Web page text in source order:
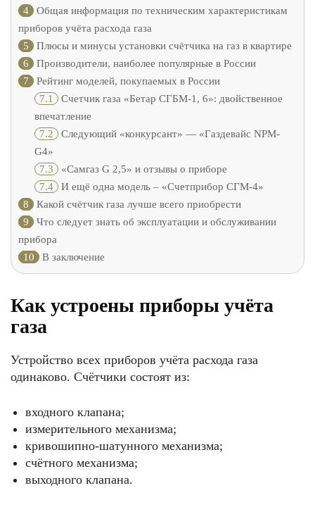
4
Общая информация по техническим характеристикам
приборов учёта расхода газа
5
Плюсы и минусы установки счётчика на газ в квартире
6
Производители, наиболее популярные в России
7
Рейтинг моделей, покупаемых в России
7.1 Счетчик газа «Бетар СГБМ-1, 6»: двойственное
впечатление
7.2 Следующий «конкурсант» — «Газдевайс NPM-
G4»
7.3 «Самгаз G 2,5» и отзывы о приборе
7.4 И ещё одна модель – «Счетприбор СГМ-4»
8
Какой счётчик газа лучше всего приобрести
9
Что следует знать об эксплуатации и обслуживании
прибора
10
В заключение
Как устроены приборы учёта
газа
Устройство всех приборов учёта расхода газа
одинаково. Счётчики состоят из:
входного клапана;
измерительного механизма;
кривошипно-шатунного механизма;
счётного механизма;
выходного клапана.